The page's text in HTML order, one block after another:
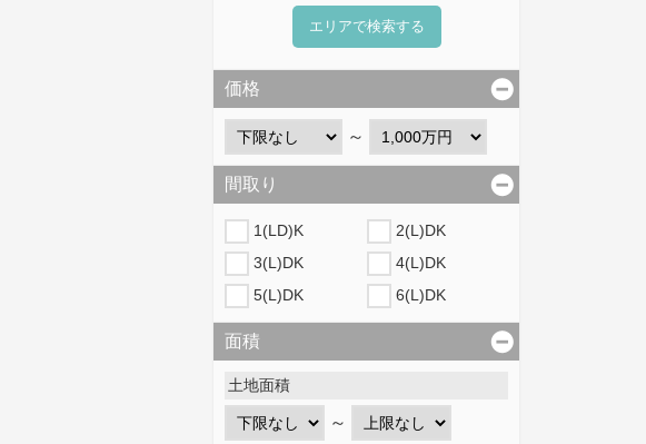
エリアで検索する
価格
～
間取り
1(LD)K
2(L)DK
3(L)DK
4(L)DK
5(L)DK
6(L)DK
面積
土地面積
～